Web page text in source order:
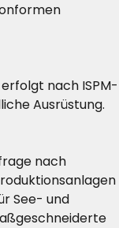
nach ISPM-
Ausrüstung.
nach
See- und